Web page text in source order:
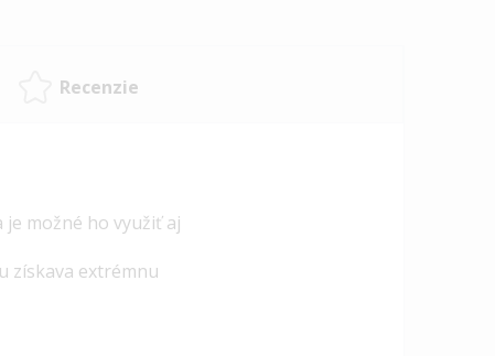
Recenzie
je možné ho využiť aj
získava extrémnu